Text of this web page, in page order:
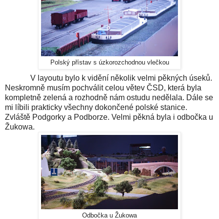
Polský přístav s úzkorozchodnou vlečkou
V layoutu bylo k vidění několik velmi pěkných úseků.
Neskromně musím pochválit celou větev ČSD, která byla
kompletně zelená a rozhodně nám ostudu nedělala. Dále se
mi líbili prakticky všechny dokončené polské stanice.
Zvláště Podgorky a Podborze. Velmi pěkná byla i odbočka u
Žukowa.
Odbočka u Žukowa